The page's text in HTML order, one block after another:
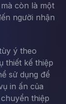
còn là một
người nhận
ý theo
thiết kế thiệp
sử dụng để
in ấn của
thiệp